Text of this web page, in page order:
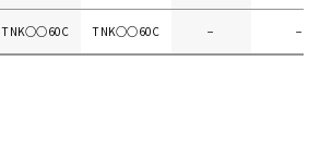
TNK○○60C TNK○○60C − −